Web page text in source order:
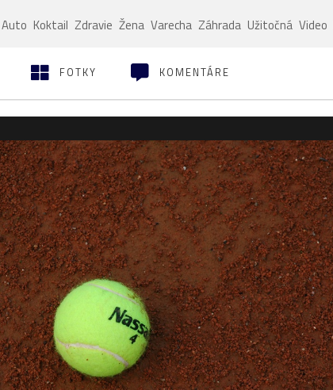
Auto Koktail Zdravie Žena Varecha Záhrada Užitočná Video
FOTKY KOMENTÁRE